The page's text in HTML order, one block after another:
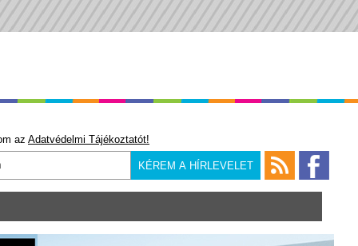
az Adatvédelmi Tájékoztatót!